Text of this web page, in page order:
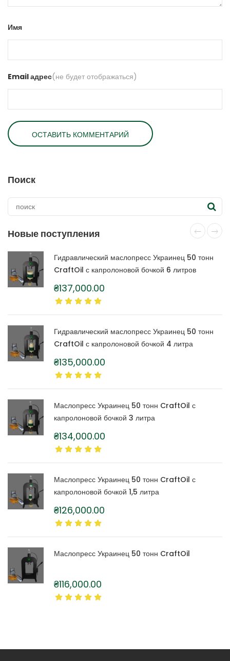
Имя
Email адрес(не будет отображаться)
Поиск
Новые поступления
Гидравлический маслопресс Украинец 50 тонн
CraftOil с капролоновой бочкой 6 литров
₴137,000.00
Гидравлический маслопресс Украинец 50 тонн
CraftOil с капролоновой бочкой 4 литра
₴135,000.00
Маслопресс Украинец 50 тонн CraftOil с
капролоновой бочкой 3 литра
₴134,000.00
Маслопресс Украинец 50 тонн CraftOil с
капролоновой бочкой 1,5 литра
₴126,000.00
Маслопресс Украинец 50 тонн CraftOil
₴116,000.00